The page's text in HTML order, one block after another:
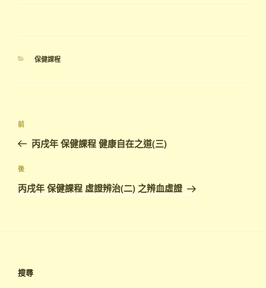
分
保健課程
文
導
覽
上
一
篇
文
章
前
丙戌年 保健課程 健康自在之道(三)
下
篇
文
後
丙戌年 保健課程 虛證辨治(二) 之辨血虛證
搜尋